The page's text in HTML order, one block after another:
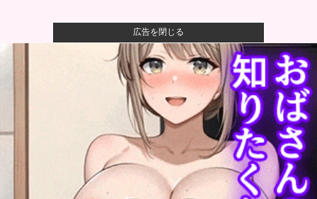
【画像】かつて天下を獲っていたYouTuberの現在ｗｗ
【速報】熊本イオンモール、爆発の原因は『これ』の
【衝撃】ワイのパッパ、会社でナンバーツーになった
結果ｗｗｗｗ...
可愛すぎるおむすび屋さん（28）、新店舗に4000万円
広告を閉じる